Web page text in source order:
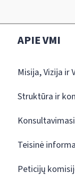
APIE VMI
Misija, Vizija ir
Struktūra ir
Teisinė
Peticijų